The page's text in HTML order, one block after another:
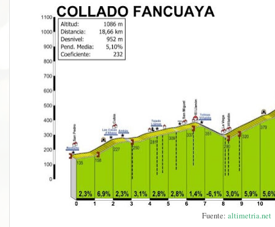
Fuente: altimetria.net